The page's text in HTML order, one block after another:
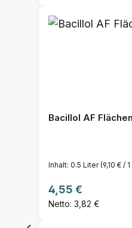
Bacillol AF
Inhalt: 0.5 Liter(9,10 € /
Regulärer Preis:
4,55 €
Netto: 3,82 €